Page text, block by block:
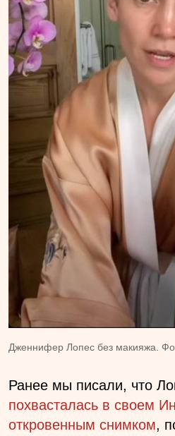
Дженнифер Лопес без макияжа.
Ранее мы писали, что
похвасталась в своем
откровенным снимком,